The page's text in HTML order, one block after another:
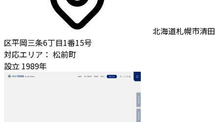
北海道札幌市清田
区平岡三条6丁目1番15号
対応エリア： 松前町
設立 1989年